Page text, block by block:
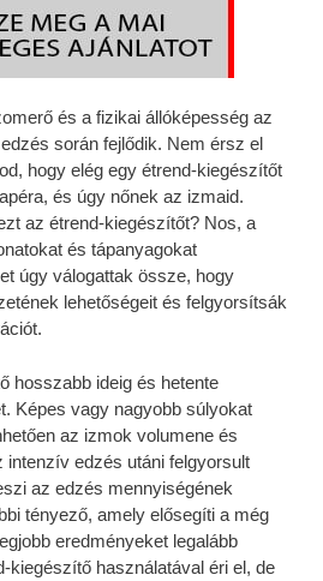
és a fizikai állóképesség az
során fejlődik. Nem érsz el
hogy elég egy étrend-kiegészítőt
és úgy nőnek az izmaid.
az étrend-kiegészítőt? Nos, a
és tápanyagokat
úgy válogattak össze, hogy
lehetőségeit és felgyorsítsák
hosszabb ideig és hetente
Képes vagy nagyobb súlyokat
az izmok volumene és
intenzív edzés utáni felgyorsult
az edzés mennyiségének
tényező, amely elősegíti a még
eredményeket legalább
kiegészítő használatával éri el, de